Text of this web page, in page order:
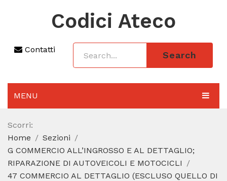
Codici Ateco
Contatti
Search
MENU
AGGIORNAMENTO 2025
SEZIONI
CODICE ATECO A COSA SERVE
Scorri:
Home
Sezioni
G COMMERCIO ALL’INGROSSO E AL DETTAGLIO;
RIPARAZIONE DI AUTOVEICOLI E MOTOCICLI
47 COMMERCIO AL DETTAGLIO (ESCLUSO QUELLO DI